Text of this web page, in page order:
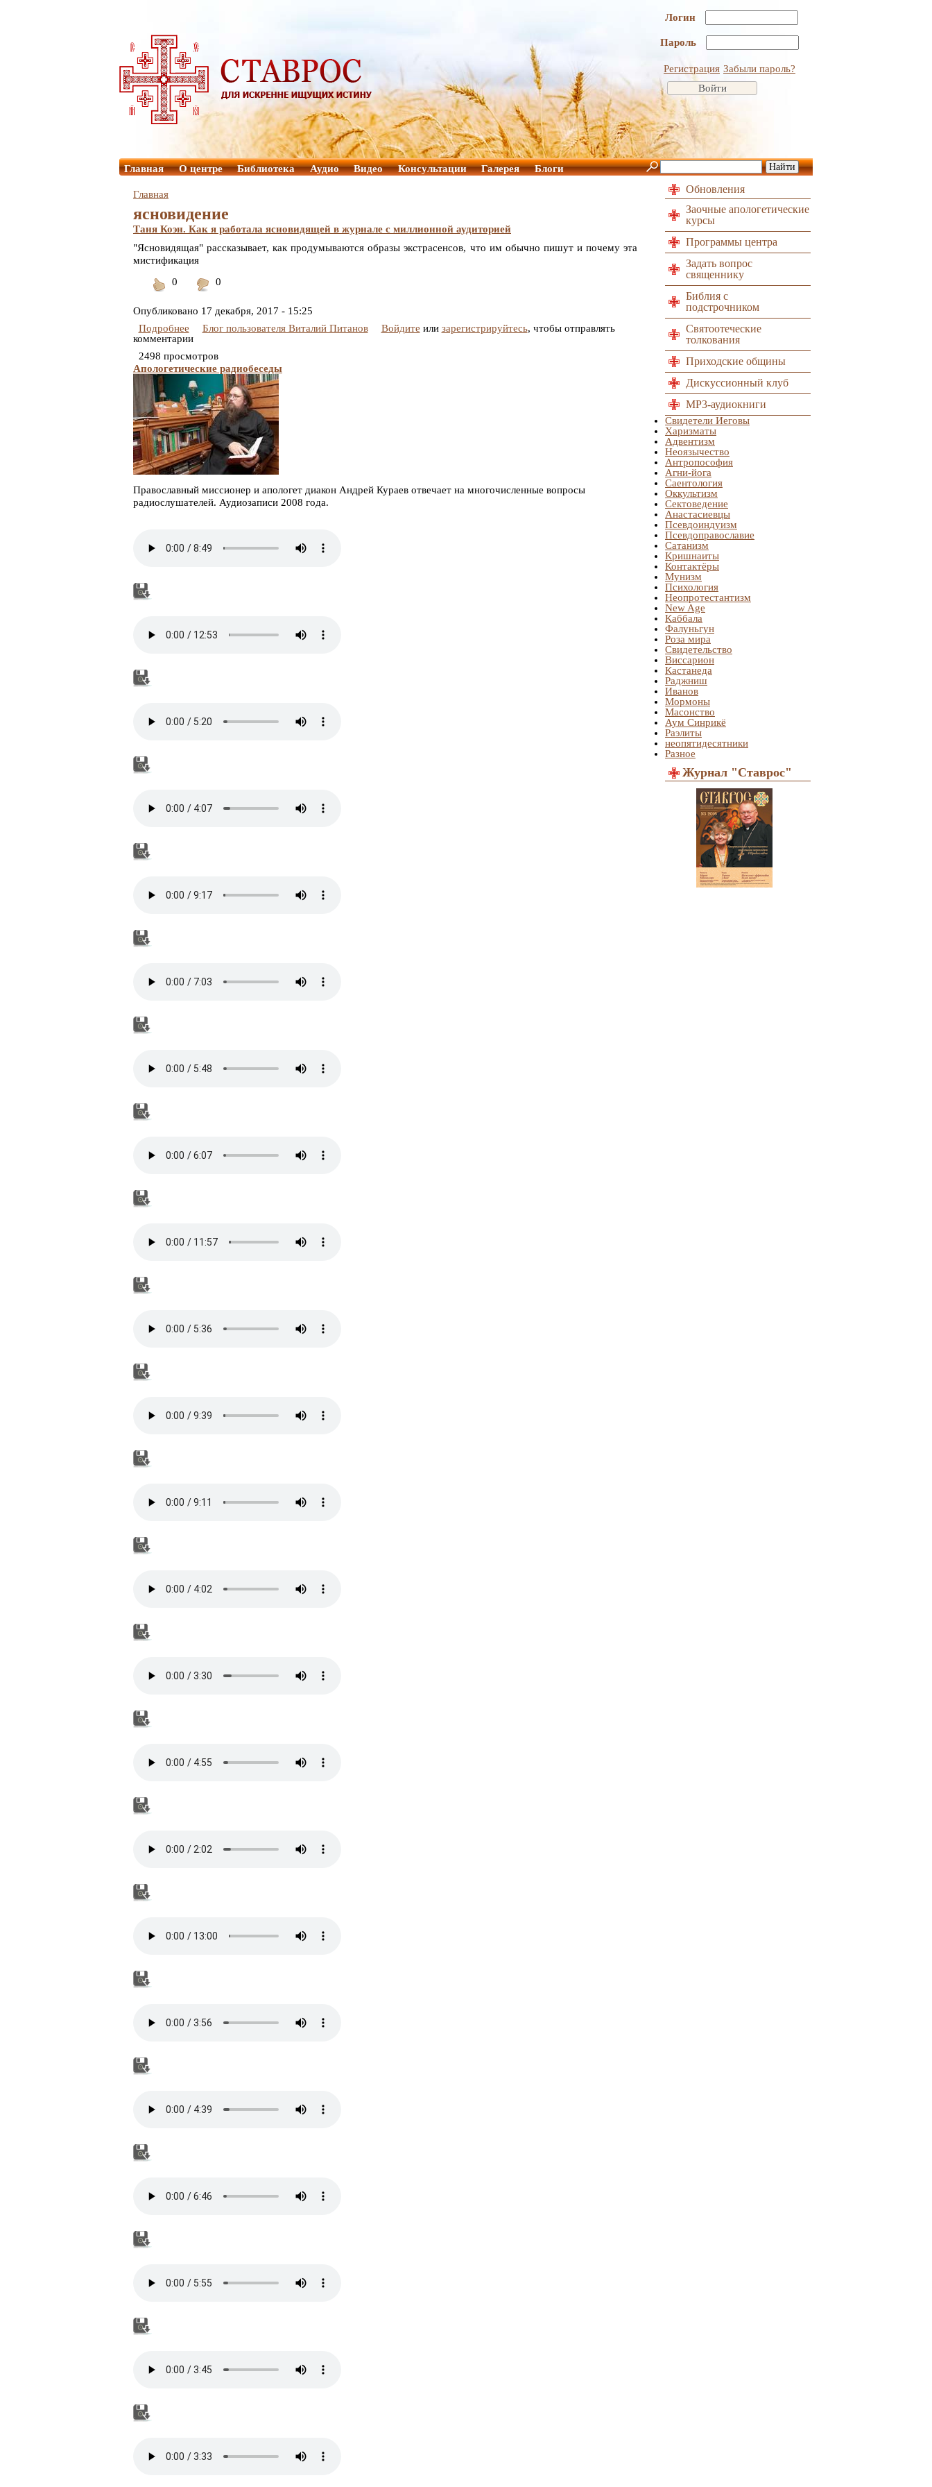
Логин
Пароль
Регистрация Забыли пароль?
Главная О центре Библиотека Аудио Видео Консультации Галерея Блоги
Главная
ясновидение
Таня Коэн. Как я работала ясновидящей в журнале с миллионной аудиторией
"Ясновидящая" рассказывает, как продумываются образы экстрасенсов, что им обычно пишут и почему эта
мистификация
0
понравилось
0
Опубликовано 17 декабря, 2017 - 15:25
Подробнее
Блог пользователя Виталий Питанов Войдите или зарегистрируйтесь, чтобы отправлять
комментарии
2498 просмотров
Апологетические радиобеседы
Православный миссионер и апологет диакон Андрей Кураев отвечает на многочисленные вопросы
радиослушателей. Аудиозаписи 2008 года.
Обновления
Заочные апологетические
курсы
Программы центра
Задать вопрос
священнику
Библия с
подстрочником
Святоотеческие
толкования
Приходские общины
Дискуссионный клуб
MP3-аудиокниги
Свидетели Иеговы
Харизматы
Адвентизм
Неоязычество
Антропософия
Агни-йога
Саентология
Оккультизм
Сектоведение
Анастасиевцы
Псевдоиндуизм
Псевдоправославие
Сатанизм
Кришнаиты
Контактёры
Мунизм
Психология
Неопротестантизм
New Age
Каббала
Фалуньгун
Роза мира
Свидетельство
Виссарион
Кастанеда
Раджниш
Иванов
Мормоны
Масонство
Аум Синрикё
Раэлиты
неопятидесятники
Разное
Журнал "Ставрос"